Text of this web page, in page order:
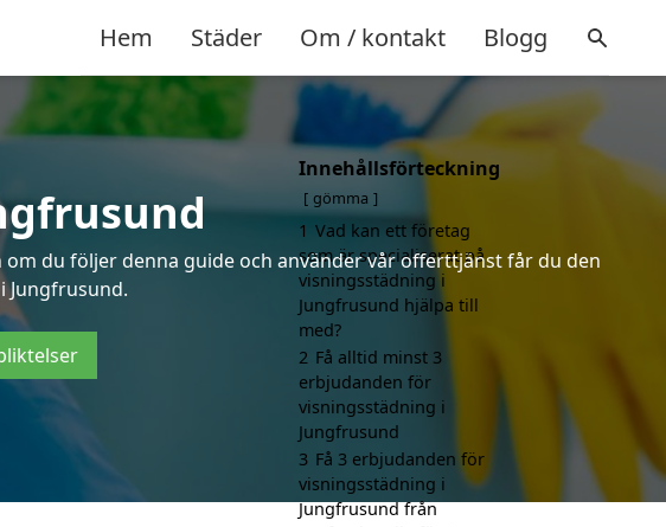
Hem Städer Om / kontakt Blogg
du följer denna guide och använder vår offerttjänst får du den
Jungfrusund.
Innehållsförteckning
gömma
1 Vad kan ett företag
som är specialiserat på
visningsstädning i
Jungfrusund hjälpa till
med?
2 Få alltid minst 3
erbjudanden för
visningsstädning i
Jungfrusund
3 Få 3 erbjudanden för
visningsstädning i
Jungfrusund från